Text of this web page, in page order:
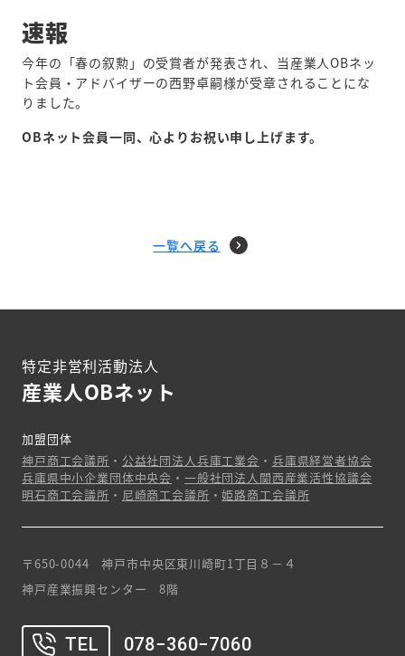
速報
今年の「春の叙勲」の受賞者が発表され、当産業人OBネッ
ト会員・アドバイザーの西野卓嗣様が受章されることにな
りました。
OBネット会員一同、心よりお祝い申し上げます。
一覧へ戻る
特定非営利活動法人
産業人OBネット
加盟団体
神戸商工会議所 ・ 公益社団法人兵庫工業会 ・ 兵庫県経営者協会
兵庫県中小企業団体中央会 ・ 一般社団法人関西産業活性協議会
明石商工会議所 ・ 尼崎商工会議所 ・姫路商工会議所
〒650-0044 神戸市中央区東川崎町1丁目８－４
神戸産業振興センター 8階
TEL 078−360−7060